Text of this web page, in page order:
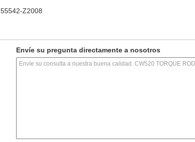
55542-Z2008
Envíe su pregunta directamente a nosotros